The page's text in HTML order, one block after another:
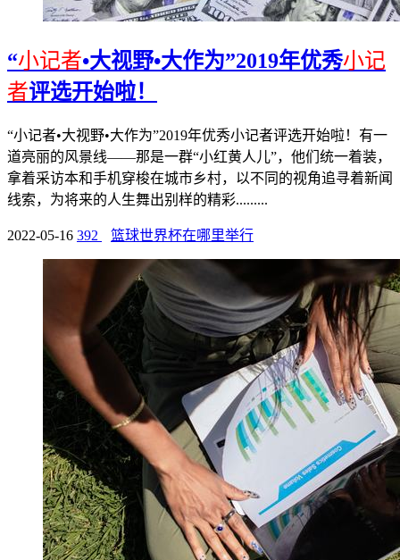
“小记者•大视野•大作为”2019年优秀小记
者评选开始啦！
“小记者•大视野•大作为”2019年优秀小记者评选开始啦！有一
道亮丽的风景线——那是一群“小红黄人儿”，他们统一着装，
拿着采访本和手机穿梭在城市乡村，以不同的视角追寻着新闻
线索，为将来的人生舞出别样的精彩.........
2022-05-16 392 篮球世界杯在哪里举行